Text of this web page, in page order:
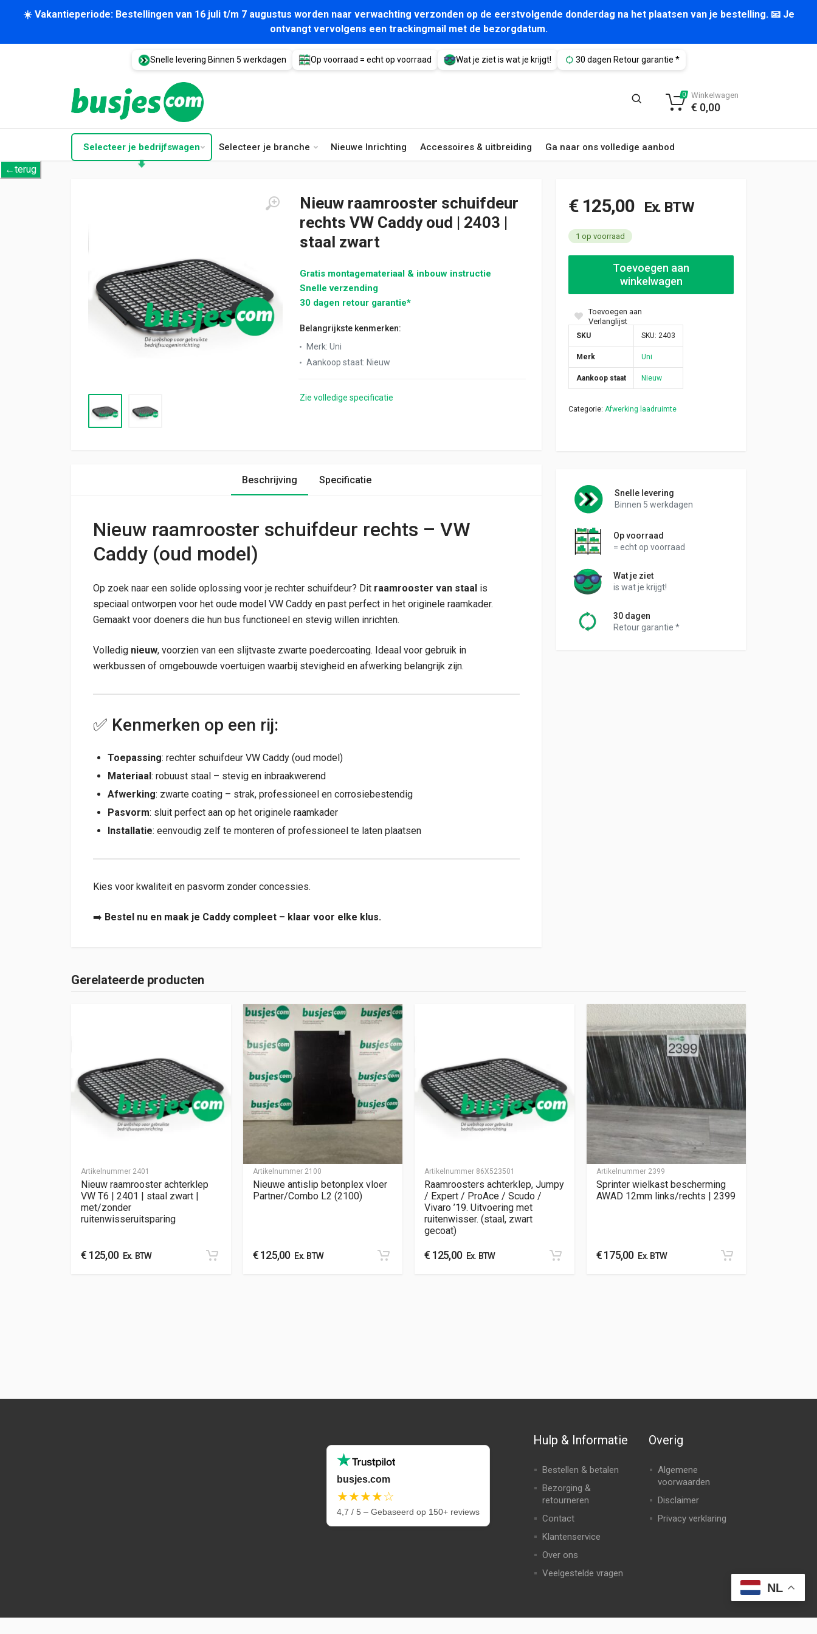
☀️ Vakantieperiode: Bestellingen van 16 juli t/m 7 augustus worden naar verwachting verzonden op de eerstvolgende donderdag na het plaatsen van je bestelling. 📧 Je
ontvangt vervolgens een trackingmail met de bezorgdatum.
Snelle levering Binnen 5 werkdagen Op voorraad = echt op voorraad Wat je ziet is wat je krijgt! 30 dagen Retour garantie *
Selecteer je bedrijfswagen Selecteer je branche Nieuwe Inrichting Accessoires & uitbreiding Ga naar ons volledige aanbod
0 Winkelwagen
€ 0,00
←terug
Nieuw raamrooster schuifdeur
rechts VW Caddy oud | 2403 |
staal zwart
Gratis montagemateriaal & inbouw instructie
Snelle verzending
30 dagen retour garantie*
Belangrijkste kenmerken:
Merk: Uni
Aankoop staat: Nieuw
Zie volledige specificatie
€125,00 Ex. BTW
1 op voorraad
Nieuw raamrooster schuifdeur rechts VW Caddy oud | 2403 |
Toevoegen aan
winkelwagen
Toevoegen aan
Verlanglijst
SKU SKU: 2403
Merk Uni
Aankoop staat Nieuw
Categorie: Afwerking laadruimte
Snelle levering
Binnen 5 werkdagen
Op voorraad
= echt op voorraad
Wat je ziet
is wat je krijgt!
30 dagen
Retour garantie *
Beschrijving Specificatie
Nieuw raamrooster schuifdeur rechts – VW
Caddy (oud model)
Op zoek naar een solide oplossing voor je rechter schuifdeur? Dit raamrooster van staal is
speciaal ontworpen voor het oude model VW Caddy en past perfect in het originele raamkader.
Gemaakt voor doeners die hun bus functioneel en stevig willen inrichten.
Volledig nieuw, voorzien van een slijtvaste zwarte poedercoating. Ideaal voor gebruik in
werkbussen of omgebouwde voertuigen waarbij stevigheid en afwerking belangrijk zijn.
✅ Kenmerken op een rij:
Toepassing: rechter schuifdeur VW Caddy (oud model)
Materiaal: robuust staal – stevig en inbraakwerend
Afwerking: zwarte coating – strak, professioneel en corrosiebestendig
Pasvorm: sluit perfect aan op het originele raamkader
Installatie: eenvoudig zelf te monteren of professioneel te laten plaatsen
Kies voor kwaliteit en pasvorm zonder concessies.
➡️ Bestel nu en maak je Caddy compleet – klaar voor elke klus.
Gerelateerde producten
Artikelnummer 2401
Nieuw raamrooster achterklep
VW T6 | 2401 | staal zwart |
met/zonder
ruitenwisseruitsparing
€ 125,00Ex. BTW
Artikelnummer 2100
Nieuwe antislip betonplex vloer
Partner/Combo L2 (2100)
€125,00Ex. BTW
Artikelnummer 86X523501
Raamroosters achterklep, Jumpy
/ Expert / ProAce / Scudo /
Vivaro ’19. Uitvoering met
ruitenwisser. (staal, zwart
gecoat)
€ 125,00Ex. BTW
Artikelnummer 2399
Sprinter wielkast bescherming
AWAD 12mm links/rechts | 2399
€175,00Ex. BTW
busjes.com
★★★★☆
4,7 / 5 – Gebaseerd op 150+ reviews
Hulp & Informatie
Bestellen & betalen
Bezorging &
retourneren
Contact
Klantenservice
Over ons
Veelgestelde vragen
Overig
Algemene
voorwaarden
Disclaimer
Privacy verklaring
NL